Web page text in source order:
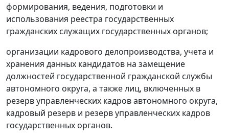
формирования, ведения, подготовки и
использования реестра государственных
гражданских служащих государственных органов;
организации кадрового делопроизводства, учета и
хранения данных кандидатов на замещение
должностей государственной гражданской службы
автономного округа, а также лиц, включенных в
резерв управленческих кадров автономного округа,
кадровый резерв и резерв управленческих кадров
государственных органов.